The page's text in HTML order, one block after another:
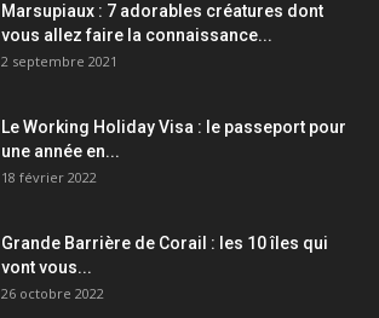
Marsupiaux : 7 adorables créatures dont
vous allez faire la connaissance...
2 septembre 2021
Le Working Holiday Visa : le passeport pour
une année en...
18 février 2022
Grande Barrière de Corail : les 10 îles qui
vont vous...
26 octobre 2022